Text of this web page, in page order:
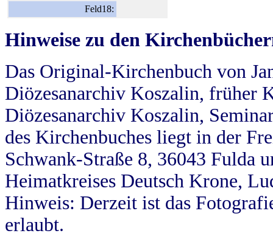
Feld18:
Hinweise zu den
Das Original-Kirchenbuch von
Diözesanarchiv Koszalin, früher
Diözesanarchiv Koszalin,
des Kirchenbuches liegt in der
Schwank-Straße 8, 36043 Fulda
Heimatkreises Deutsch Krone,
Hinweis: Derzeit ist das
erlaubt.